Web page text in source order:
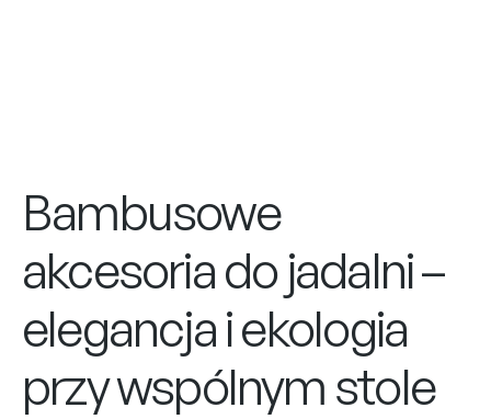
Bambusowe
akcesoria do jadalni –
elegancja i ekologia
przy wspólnym stole